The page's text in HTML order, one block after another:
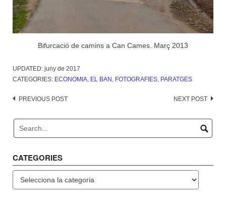
Bifurcació de camins a Can Cames. Març 2013
UPDATED: juny de 2017
CATEGORIES: ECONOMIA, EL BAN , FOTOGRAFIES, PARATGES
Post
PREVIOUS POST NEXT POST
CATEGORIES